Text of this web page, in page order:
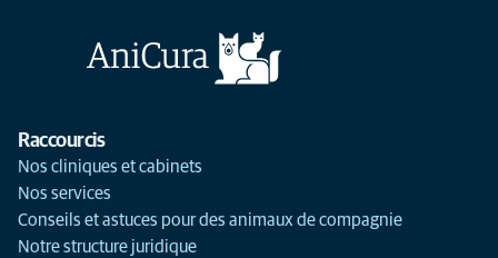
Raccourcis
Nos cliniques et cabinets
Nos services
Conseils et astuces pour des animaux de compagnie
Notre structure juridique